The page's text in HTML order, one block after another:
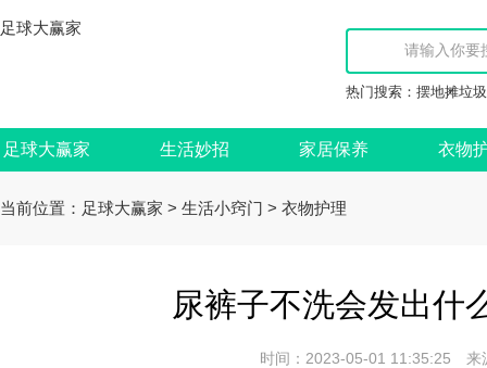
足球大赢家
热门搜索： 摆地摊垃
足球大赢家 生活妙招 家居保养 衣物
当前位置： 足球大赢家 > 生活小窍门 > 衣物护理
尿裤子不洗会发出什
时间：2023-05-01 11:35:25